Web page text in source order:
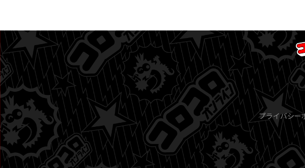
プライバシー